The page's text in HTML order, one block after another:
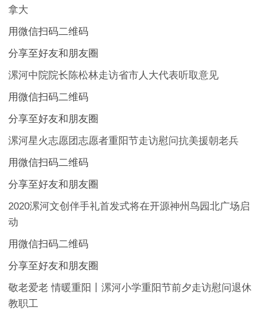
拿大
用微信扫码二维码
分享至好友和朋友圈
漯河中院院长陈松林走访省市人大代表听取意见
用微信扫码二维码
分享至好友和朋友圈
漯河星火志愿团志愿者重阳节走访慰问抗美援朝老兵
用微信扫码二维码
分享至好友和朋友圈
2020漯河文创伴手礼首发式将在开源神州鸟园北广场启
动
用微信扫码二维码
分享至好友和朋友圈
敬老爱老 情暖重阳丨漯河小学重阳节前夕走访慰问退休
教职工